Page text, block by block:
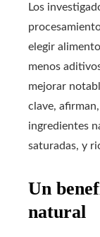
Los
elegir
menos
mejorar
clave,
ingredientes
saturadas, y
Un
natural